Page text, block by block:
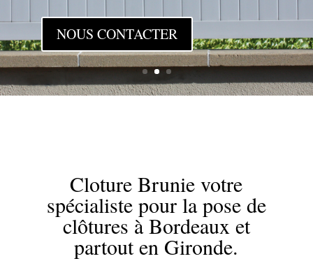
NOUS CONTACTER
Cloture Brunie votre
spécialiste pour la pose de
clôtures à Bordeaux et
partout en Gironde.